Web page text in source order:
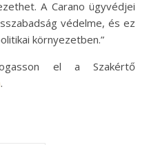
A Carano ügyvédjei
védelme, és ez
környezetben.”
el a Szakértő
.